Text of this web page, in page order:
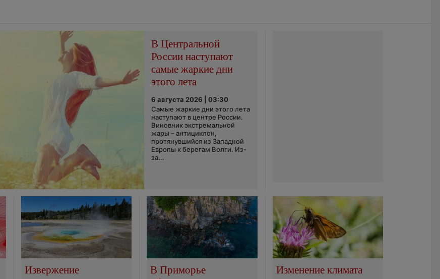
В Центральной
России наступают
самые жаркие дни
этого лета
6 августа 2026 | 03:30
Самые жаркие дни этого лета
наступают в центре России.
Виновник экстремальной
жары – антициклон,
протянувшийся из Западной
Европы к берегам Волги. Из-
за...
Извержение
В Приморье
Изменение климата